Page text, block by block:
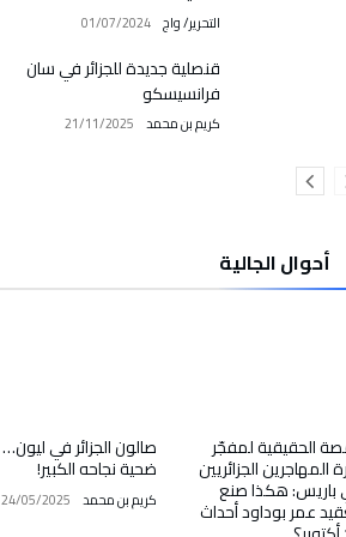
التحرير/ واج 01/07/2024
قنصلية جديدة للجزائر في سان
فرانسيسكو
كريم بن محمد 21/11/2025
أحوال الجالية
صالون الجزائر في ليون…
ضحية نجاحه الكبير!
كريم بن محمد 24/05/2025
الحقيقية لمفجّر
المهاجرين الجزائريين
باريس: هكذا صنع
عمر بوداود أحداث